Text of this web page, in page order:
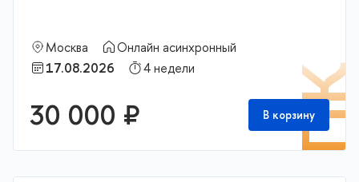
Москва
Онлайн асинхронный
17.08.2026
4 недели
30 000 ₽ В корзину